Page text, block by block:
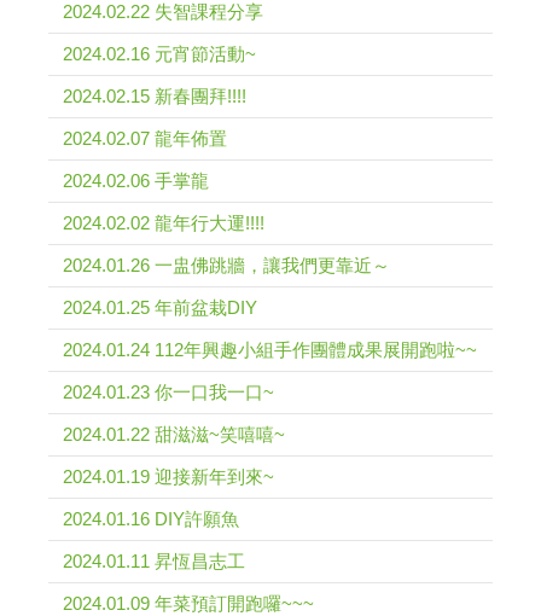
2024.02.22 失智課程分享
2024.02.16 元宵節活動~
2024.02.15 新春團拜!!!!
2024.02.07 龍年佈置
2024.02.06 手掌龍
2024.02.02 龍年行大運!!!!
2024.01.26 一盅佛跳牆，讓我們更靠近～
2024.01.25 年前盆栽DIY
2024.01.24 112年興趣小組手作團體成果展開跑啦~~
2024.01.23 你一口我一口~
2024.01.22 甜滋滋~笑嘻嘻~
2024.01.19 迎接新年到來~
2024.01.16 DIY許願魚
2024.01.11 昇恆昌志工
2024.01.09 年菜預訂開跑囉~~~